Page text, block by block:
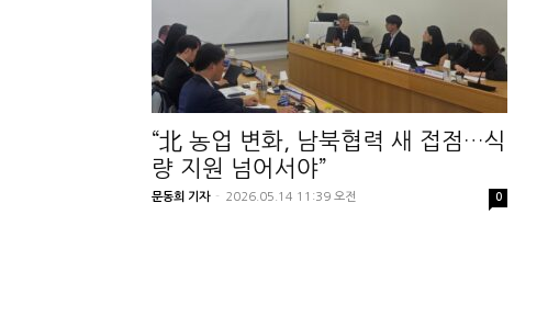
“北 농업 변화, 남북협력 새 접점…식
량 지원 넘어서야”
문동희 기자 - 2026.05.14 11:39 오전 0